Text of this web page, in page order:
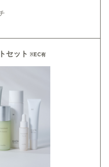
セット ※EC有